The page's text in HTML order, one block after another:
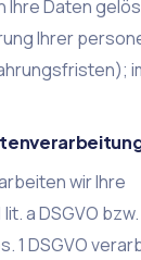
Ihre Daten
Ihrer
wir Ihre
a DSGVO bzw.
1 DSGVO